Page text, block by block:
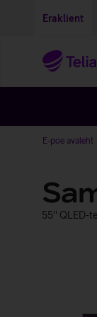
Eraklient
E-poe avaleht
55'' QLED-